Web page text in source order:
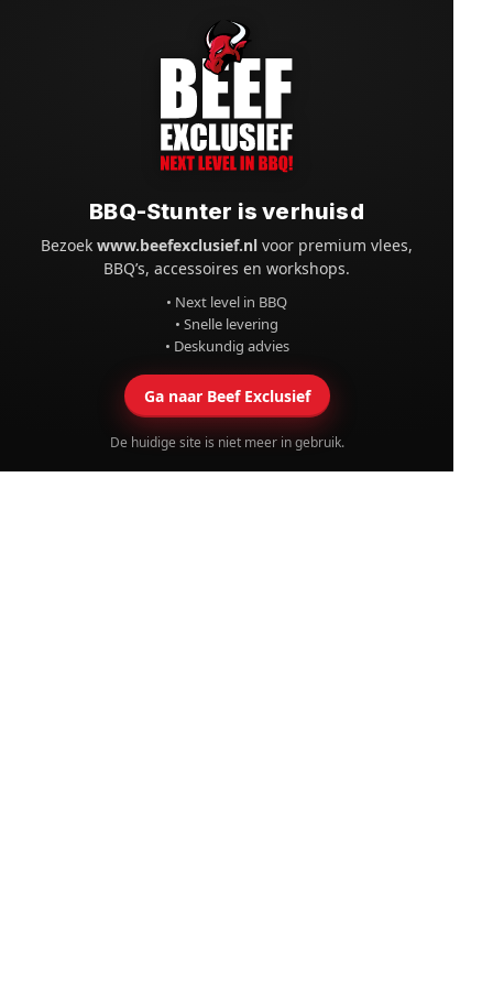
BBQ-Stunter is verhuisd
Bezoekwww.beefexclusief.nl voor premium vlees,
BBQ’s, accessoires en workshops.
• Next level in BBQ
• Snelle levering
• Deskundig advies
Ga naar Beef Exclusief
De huidige site is niet meer in gebruik.